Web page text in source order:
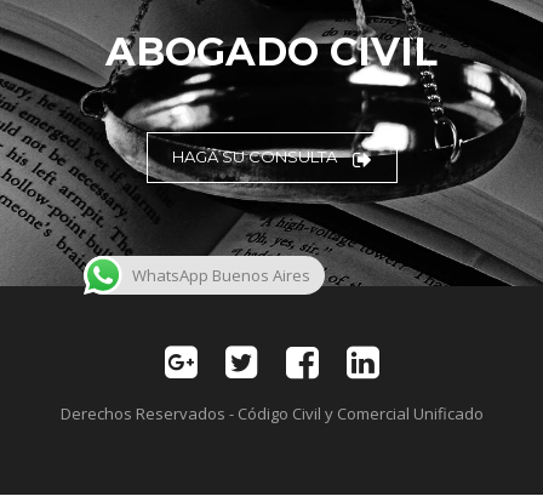
ABOGADO CIVIL
HAGA SU CONSULTA
Derechos Reservados - Código Civil y Comercial Unificado
WhatsApp Buenos Aires